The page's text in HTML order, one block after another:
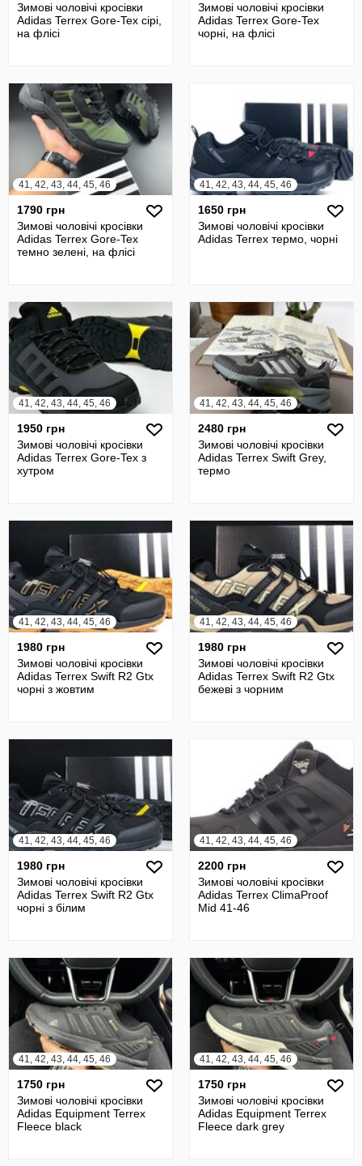
Зимові чоловічі кросівки
Adidas Terrex Gore-Tex сірі,
на флісі
Зимові чоловічі кросівки
Adidas Terrex Gore-Tex
чорні, на флісі
41, 42, 43, 44, 45, 46
1790 грн
Зимові чоловічі кросівки
Adidas Terrex Gore-Tex
темно зелені, на флісі
41, 42, 43, 44, 45, 46
1650 грн
Зимові чоловічі кросівки
Adidas Terrex термо, чорні
41, 42, 43, 44, 45, 46
1950 грн
Зимові чоловічі кросівки
Adidas Terrex Gore-Tex з
хутром
41, 42, 43, 44, 45, 46
2480 грн
Зимові чоловічі кросівки
Adidas Terrex Swift Grey,
термо
41, 42, 43, 44, 45, 46
1980 грн
Зимові чоловічі кросівки
Adidas Terrex Swift R2 Gtx
чорні з жовтим
41, 42, 43, 44, 45, 46
1980 грн
Зимові чоловічі кросівки
Adidas Terrex Swift R2 Gtx
бежеві з чорним
41, 42, 43, 44, 45, 46
1980 грн
Зимові чоловічі кросівки
Adidas Terrex Swift R2 Gtx
чорні з білим
41, 42, 43, 44, 45, 46
2200 грн
Зимові чоловічі кросівки
Adidas Terrex ClimaProof
Mid 41-46
41, 42, 43, 44, 45, 46
1750 грн
Зимові чоловічі кросівки
Adidas Equipment Terrex
Fleece black
41, 42, 43, 44, 45, 46
1750 грн
Зимові чоловічі кросівки
Adidas Equipment Terrex
Fleece dark grey